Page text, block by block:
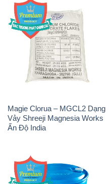
Magie Clorua – MGCL2 Dạng
Vảy Shreeji Magnesia Works
Ấn Độ India